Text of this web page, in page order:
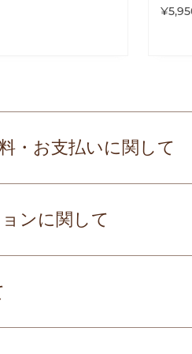
¥
・お支払いに関して
ンに関して